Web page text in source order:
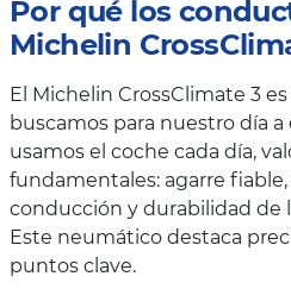
Por qué los
Michelin
El Michelin CrossClimate 3
buscamos para nuestro día
usamos el coche cada día,
fundamentales: agarre
conducción y durabilidad de
Este neumático destaca
puntos clave.